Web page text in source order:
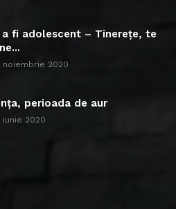
a fi adolescent – Tinerețe, te
noiembrie 2020
perioada de aur
iunie 2020